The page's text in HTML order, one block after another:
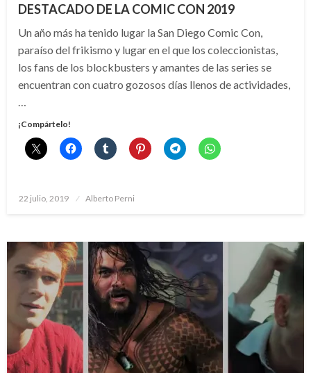
DESTACADO DE LA COMIC CON 2019
Un año más ha tenido lugar la San Diego Comic Con,
paraíso del frikismo y lugar en el que los coleccionistas,
los fans de los blockbusters y amantes de las series se
encuentran con cuatro gozosos días llenos de actividades,
…
¡Compártelo!
Publicado
22 julio, 2019 Alberto Perni